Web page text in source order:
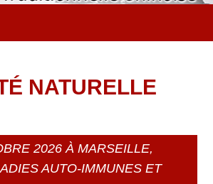
NATURELLE
2026 À MARSEILLE,
AUTO-IMMUNES ET